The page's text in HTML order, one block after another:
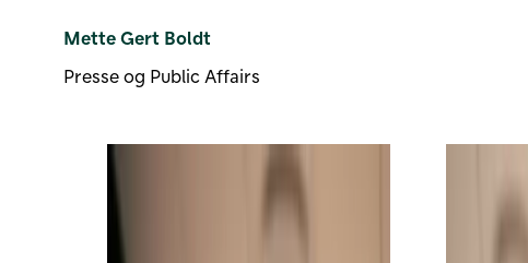
Mette Gert Boldt
Presse og Public Affairs